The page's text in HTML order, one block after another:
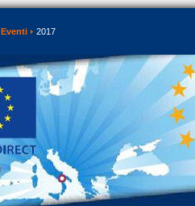
Eventi 2017